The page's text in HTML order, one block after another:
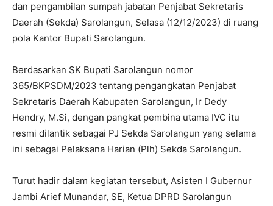
dan pengambilan sumpah jabatan Penjabat Sekretaris
Daerah (Sekda) Sarolangun, Selasa (12/12/2023) di ruang
pola Kantor Bupati Sarolangun.
Berdasarkan SK Bupati Sarolangun nomor
365/BKPSDM/2023 tentang pengangkatan Penjabat
Sekretaris Daerah Kabupaten Sarolangun, Ir Dedy
Hendry, M.Si, dengan pangkat pembina utama IVC itu
resmi dilantik sebagai PJ Sekda Sarolangun yang selama
ini sebagai Pelaksana Harian (Plh) Sekda Sarolangun.
Turut hadir dalam kegiatan tersebut, Asisten I Gubernur
Jambi Arief Munandar, SE, Ketua DPRD Sarolangun